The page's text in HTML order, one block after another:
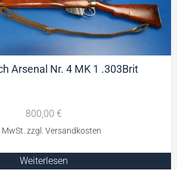
Arsenal Nr. 4 MK 1 .303Brit
800,00 €
Weiterlesen